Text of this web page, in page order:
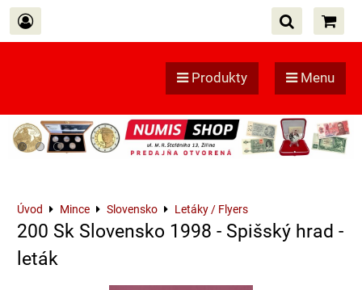
Produkty Menu
Úvod Mince Slovensko Letáky / Flyers
200 Sk Slovensko 1998 - Spišský hrad -
leták